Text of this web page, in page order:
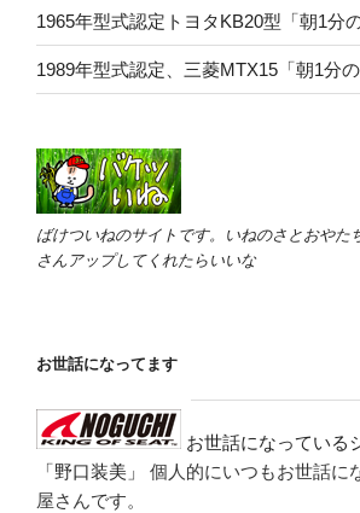
1965年型式認定トヨタKB20型「朝1分
1989年型式認定、三菱MTX15「朝1分の
ばけついねのサイトです。いねのさとおやた
さんアップしてくれたらいいな
お世話になってます
お世話になっている
「野口装美」
個人的にいつもお世話に
屋さんです。